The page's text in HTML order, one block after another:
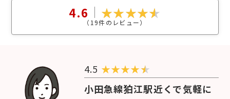
4.6
（ 19件のレビュー）
4.5 ★★★★
小田急線狛江駅近くで気軽に